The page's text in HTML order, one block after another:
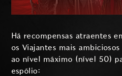
Há recompensas atraentes
os Viajantes mais
ao nível máximo (nível 50)
espólio: